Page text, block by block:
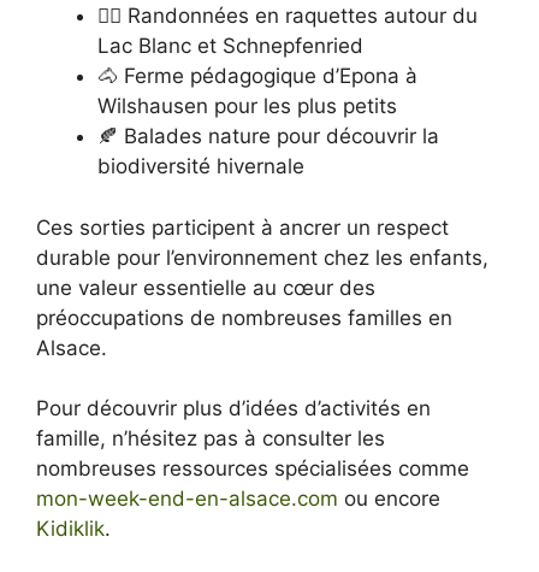
🚶‍♀️ Randonnées en raquettes autour du
Lac Blanc et Schnepfenried
🐴 Ferme pédagogique d’Epona à
Wilshausen pour les plus petits
🍂 Balades nature pour découvrir la
biodiversité hivernale
Ces sorties participent à ancrer un respect
durable pour l’environnement chez les enfants,
une valeur essentielle au cœur des
préoccupations de nombreuses familles en
Alsace.
Pour découvrir plus d’idées d’activités en
famille, n’hésitez pas à consulter les
nombreuses ressources spécialisées comme
mon-week-end-en-alsace.com ou encore
Kidiklik.